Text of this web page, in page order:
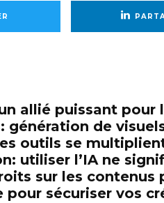
allié puissant pour
génération de
outils se
utiliser l’IA ne
sur les contenus
sécuriser vos